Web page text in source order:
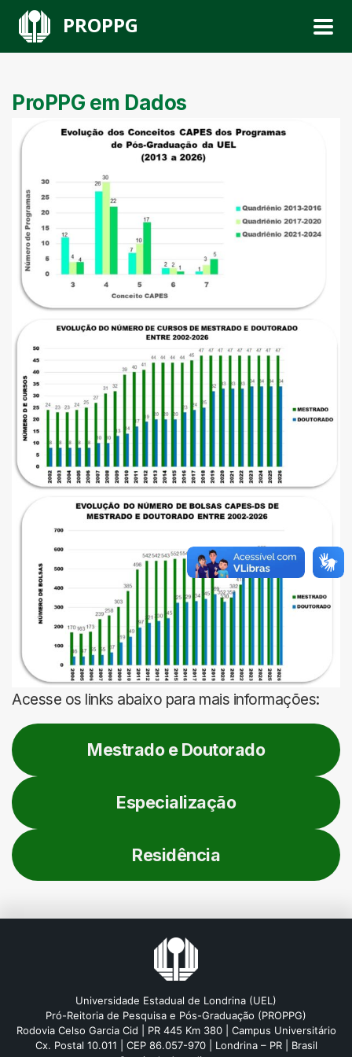
PROPPG
ProPPG em Dados
Acesse os links abaixo para mais informações:
Mestrado e Doutorado
Especialização
Residência
Universidade Estadual de Londrina (UEL)
Pró-Reitoria de Pesquisa e Pós-Graduação (PROPPG)
Rodovia Celso Garcia Cid | PR 445 Km 380 | Campus Universitário
Cx. Postal 10.011 | CEP 86.057-970 | Londrina – PR | Brasil